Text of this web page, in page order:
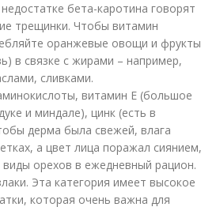
бета-каротина говорят
трещинки. Чтобы витамин
оранжевые овощи и фрукты
в связке с жирами – например,
сливками.
витамин Е (большое
и миндале), цинк (есть в
дерма была свежей, влага
а цвет лица поражал сиянием,
орехов в ежедневный рацион.
Эта категория имеет высокое
которая очень важна для